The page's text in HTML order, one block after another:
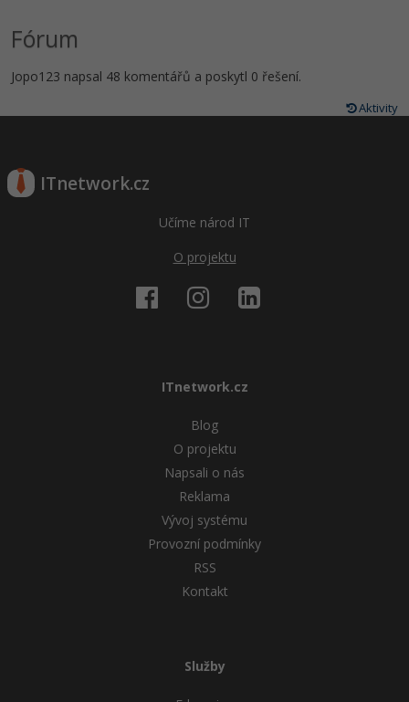
Fórum
Jopo123 napsal 48 komentářů a poskytl 0 řešení.
Aktivity
ITnetwork.cz
Učíme národ IT
O projektu
ITnetwork.cz
Blog
O projektu
Napsali o nás
Reklama
Vývoj systému
Provozní podmínky
RSS
Kontakt
Služby